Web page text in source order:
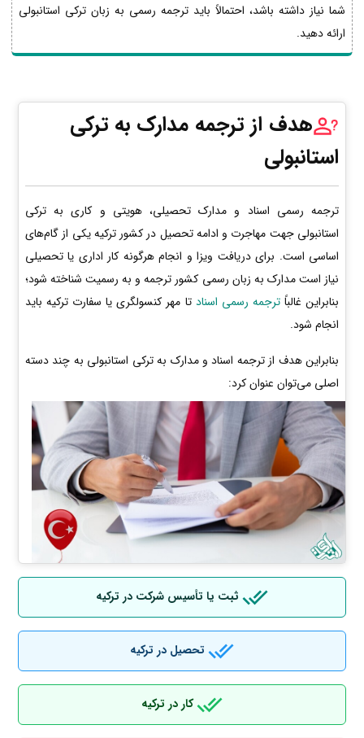
شما نیاز داشته باشد، احتمالاً باید ترجمه رسمی به زبان ترکی استانبولی
ارائه دهید.
هدف از ترجمه مدارک به ترکی
استانبولی
ترجمه رسمی اسناد و مدارک تحصیلی، هویتی و کاری به ترکی
استانبولی جهت مهاجرت و ادامه تحصیل در کشور ترکیه یکی از گام‌های
اساسی است. برای دریافت ویزا و انجام هرگونه کار اداری یا تحصیلی
نیاز است مدارک به زبان رسمی کشور ترجمه و به رسمیت شناخته شود؛
بنابراین غالباًترجمه رسمی اسناد تا مهر کنسولگری یا سفارت ترکیه باید
انجام شود.
بنابراین هدف از ترجمه اسناد و مدارک به ترکی استانبولی به چند دسته
اصلی می‌توان عنوان کرد:
ثبت یا تأسیس شرکت در ترکیه
تحصیل در ترکیه
کار در ترکیه